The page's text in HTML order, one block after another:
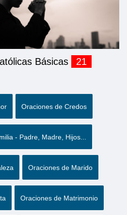
Básicas 21
Oraciones de Credos
- Padre, Madre, Hijos...
Oraciones de Marido
Oraciones de Matrimonio